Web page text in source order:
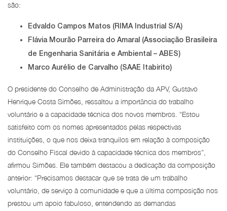
são:
Edvaldo Campos Matos (RIMA Industrial S/A)
Flávia Mourão Parreira do Amaral (Associação Brasileira
de Engenharia Sanitária e Ambiental – ABES)
Marco Aurélio de Carvalho (SAAE Itabirito)
O presidente do Conselho de Administração da APV, Gustavo
Henrique Costa Simões, ressaltou a importância do trabalho
voluntário e a capacidade técnica dos novos membros. “Estou
satisfeito com os nomes apresentados pelas respectivas
instituições, o que nos deixa tranquilos em relação à composição
do Conselho Fiscal devido à capacidade técnica dos membros”,
afirmou Simões. Ele também destacou a dedicação da composição
anterior: “Precisamos destacar que se trata de um trabalho
voluntário, de serviço à comunidade e que a última composição nos
prestou um apoio fabuloso, entendendo as demandas